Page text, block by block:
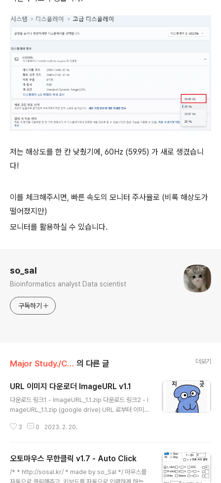
저는 해상도를 한 칸 낮췄기에, 60Hz (59.95) 가 새로 생겼습니
다!
이를 체크해주시면, 빠른 속도의 모니터 주사율로 (비록 해상도가
떨어졌지만)
모니터를 활용하실 수 있습니다.
so_sal
Bioinformatics analyst Data scientist
구독하기
Major Study./Computer Science 의 다른 글 더보기
URL 이미지 다운로더 ImageURL v1.1
다운로드 링크1 - ImageURL_1.1.zip 다운로드 링크2 - I
mageURL_1.1.zip (google drive) URL 로부터 이미지
그램을 하나 만들어봤습니다. 이 프로그램은 사용자가 입
로드 할 수 있는 프로그램입니다. 프로그램의 주요 기능은
여러 이미지를 키보드를 통해 넘기고, space를 통해 다운
로드 하는 기능입니다. 입력된 URL 인터넷 주소에서 이미
3 0 2023. 2. 20.
오토마우스 무한클릭 v1.7 - Auto Click
/* * http://sosal.kr/ * made by so_Sal */ 마우스를